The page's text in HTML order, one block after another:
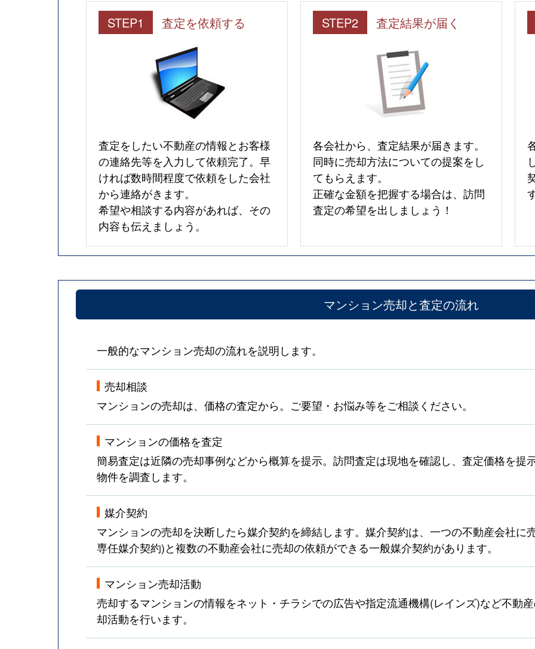
STEP1 査定を依頼する
査定をしたい不動産の情報とお客様
の連絡先等を入力して依頼完了。早
ければ数時間程度で依頼をした会社
から連絡がきます。
希望や相談する内容があれば、その
内容も伝えましょう。
STEP2 査定結果が届く
各会社から、査定結果が届きます。
同時に売却方法についての提案をし
てもらえます。
正確な金額を把握する場合は、訪問
査定の希望を出しましょう！
マンション売却と査定の流れ
一般的なマンション売却の流れを説明します。
売却相談
マンションの売却は、価格の査定から。ご要望・お悩み等をご相談ください。
マンションの価格を査定
簡易査定は近隣の売却事例などから概算を提示。訪問査定は現地を確認し、査定価格を提
物件を調査します。
媒介契約
マンションの売却を決断したら媒介契約を締結します。媒介契約は、一つの不動産会社に
専任媒介契約)と複数の不動産会社に売却の依頼ができる一般媒介契約があります。
マンション売却活動
売却するマンションの情報をネット・チラシでの広告や指定流通機構(レインズ)など不動
却活動を行います。